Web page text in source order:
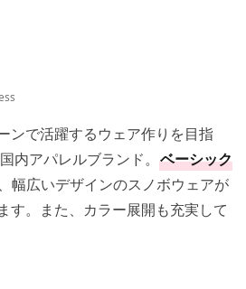
ンで活躍するウェア作りを目指
内アパレルブランド。 ベーシック
、幅広いデザインのスノボウェアが
す。また、カラー展開も充実して